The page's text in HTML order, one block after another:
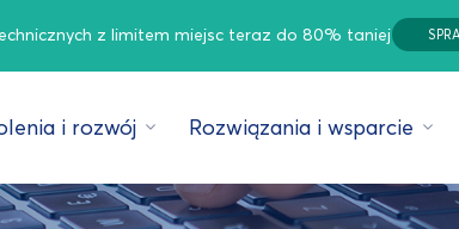
z limitem miejsc teraz do 80% taniej
i rozwój Rozwiązania i wsparcie